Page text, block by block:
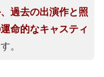
過去の出演作と照
命的なキャスティ
。